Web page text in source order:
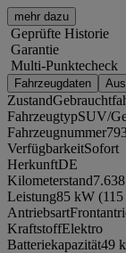
mehr dazu
Geprüfte Historie
Garantie
Multi-Punktecheck
Fahrzeugdaten
Zustand
FahrzeugtypSUV/
Fahrzeugnummer
VerfügbarkeitSofort
HerkunftDE
Kilometerstand
Leistung85 kW (115
Antriebsart
KraftstoffElektro
Batteriekapazität49